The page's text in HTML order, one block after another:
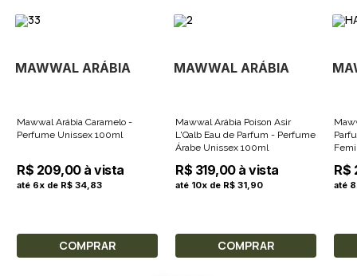
MAWWAL ARÁBIA
Mawwal Arábia Caramelo -
Perfume Unissex 100ml
R$ 209,00 à vista
até 6x de R$ 34,83
COMPRAR
MAWWAL ARÁBIA
Mawwal Arábia Poison Asir
L'Qalb Eau de Parfum - Perfume
Árabe Unissex 100ml
R$ 319,00 à vista
até 10x de R$ 31,90
COMPRAR
R$
até